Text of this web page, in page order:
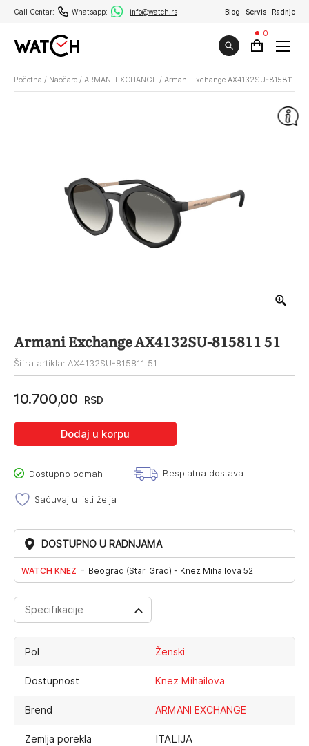
Call Centar: Whatsapp: info@watch.rs Blog Servis Radnje
0
Početna / Naočare / ARMANI EXCHANGE / Armani Exchange AX4132SU-815811 51
Armani Exchange AX4132SU-815811 51
Šifra artikla: AX4132SU-815811 51
10.700,00 RSD
Dodaj u korpu
Dostupno odmah Besplatna dostava
Sačuvaj u listi želja
DOSTUPNO U RADNJAMA
WATCH KNEZ - Beograd (Stari Grad) - Knez Mihailova 52
Specifikacije
Pol Ženski
Dostupnost Knez Mihailova
Brend ARMANI EXCHANGE
Zemlja porekla ITALIJA